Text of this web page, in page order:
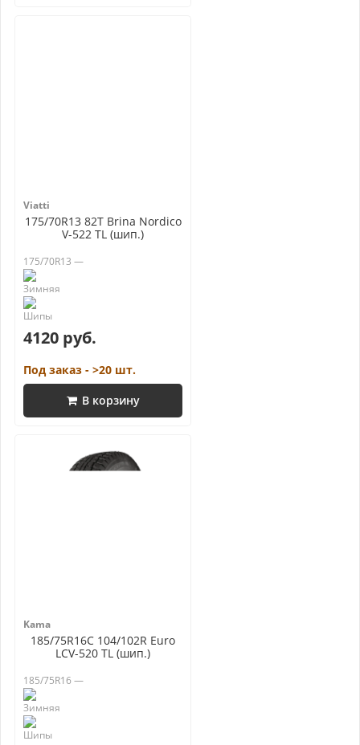
Viatti
175/70R13 82T Brina Nordico
V-522 TL (шип.)
175/70R13 —
4120 руб.
Под заказ - >20 шт.
В корзину
Kama
185/75R16C 104/102R Euro
LCV-520 TL (шип.)
185/75R16 —